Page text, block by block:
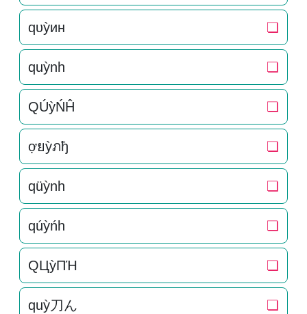
qυỳин ❏
quỳnh ❏
QÚỳŃĤ ❏
ợยỳภђ ❏
qüỳnh ❏
qúỳńh ❏
QЦỳПΉ ❏
quỳ刀ん ❏